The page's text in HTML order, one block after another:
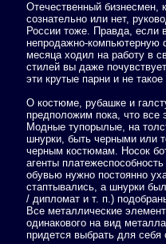
Отечественный бизнесмен,
сознательно или нет,
России тоже. Правда, если
непродажно-компьютерную
месяца ходил на работу в
стилей вы даже
эти крутые парни и не
О костюме, рубашке и
предположим пока, что все
Модные тупорылые, на
шнурки, быть черными или
черным костюмам. Носок
агенты
обувью нужно постоянно
стаптывались, а шнурки
/ дипломат и т. п.)
Все металлические
одинакового на вид
придется выбрать для себя